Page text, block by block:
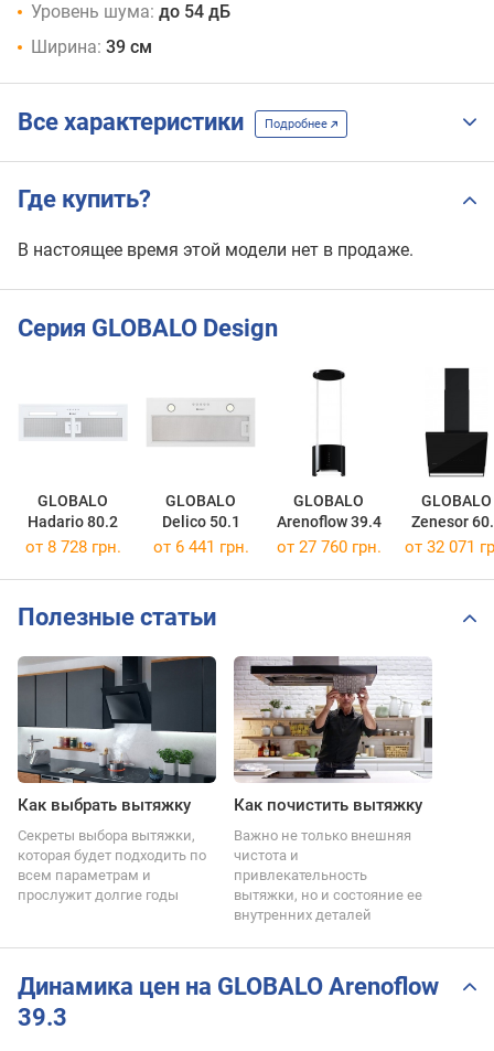
Уровень шума: до 54 дБ
Ширина: 39 см
Все характеристики Подробнее
Где купить?
В настоящее время этой модели нет в продаже.
Серия GLOBALO Design
GLOBALO
Hadario 80.2
GLOBALO
Delico 50.1
GLOBALO
Arenoflow 39.4
GLOBALO
Zenesor
от 8 728 грн. от 6 441 грн. от 27 760 грн. от 32 071
Полезные статьи
Как выбрать вытяжку
Секреты выбора вытяжки,
которая будет подходить по
всем параметрам и
прослужит долгие годы
Как почистить вытяжку
Важно не только внешняя
чистота и
привлекательность
вытяжки, но и состояние ее
внутренних деталей
Динамика цен на GLOBALO Arenoflow
39.3